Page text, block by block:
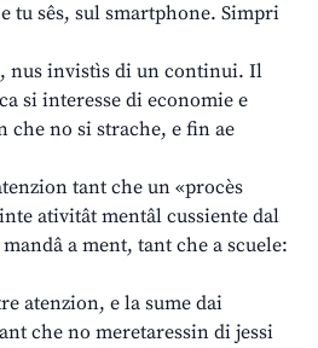
tu sês, sul smartphone. Simpri
nus invistìs di un continui. Il
si interesse di economie e
che no si strache, e fin ae
tant che un «procès
ativitât mentâl cussiente dal
a ment, tant che a scuele:
atenzion, e la sume dai
che no meretaressin di jessi